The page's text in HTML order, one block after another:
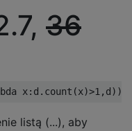
36
listą (...), aby